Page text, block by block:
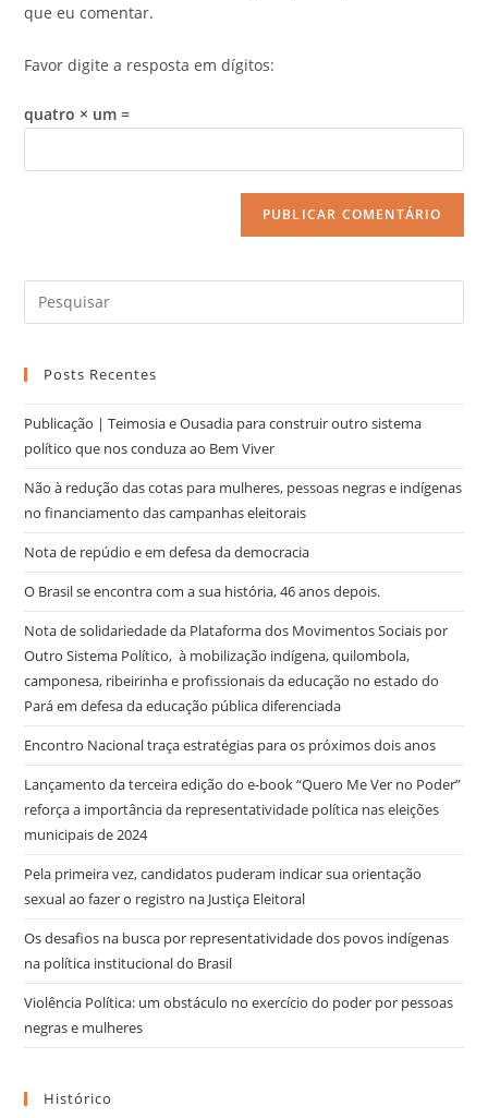
que eu comentar.
Favor digite a resposta em dígitos:
quatro × um =
Posts Recentes
Publicação | Teimosia e Ousadia para construir outro sistema
político que nos conduza ao Bem Viver
Não à redução das cotas para mulheres, pessoas negras e indígenas
no financiamento das campanhas eleitorais
Nota de repúdio e em defesa da democracia
O Brasil se encontra com a sua história, 46 anos depois.
Nota de solidariedade da Plataforma dos Movimentos Sociais por
Outro Sistema Político, à mobilização indígena, quilombola,
camponesa, ribeirinha e profissionais da educação no estado do
Pará em defesa da educação pública diferenciada
Encontro Nacional traça estratégias para os próximos dois anos
Lançamento da terceira edição do e-book “Quero Me Ver no Poder”
reforça a importância da representatividade política nas eleições
municipais de 2024
Pela primeira vez, candidatos puderam indicar sua orientação
sexual ao fazer o registro na Justiça Eleitoral
Os desafios na busca por representatividade dos povos indígenas
na política institucional do Brasil
Violência Política: um obstáculo no exercício do poder por pessoas
negras e mulheres
Histórico